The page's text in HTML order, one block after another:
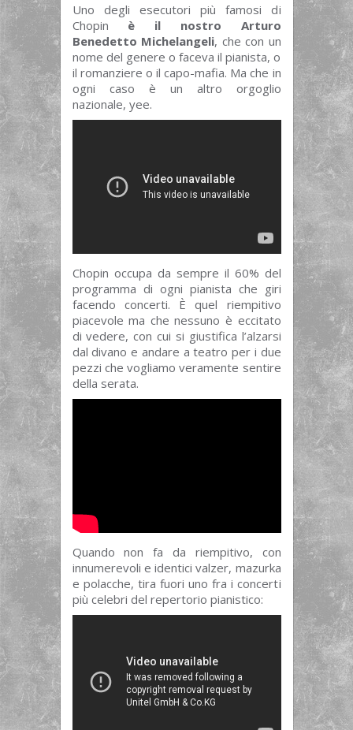
Uno degli esecutori più famosi di
Chopin è il nostro Arturo
Benedetto Michelangeli, che con un
nome del genere o faceva il pianista, o
il romanziere o il capo-mafia. Ma che in
ogni caso è un altro orgoglio
nazionale, yee.
Chopin occupa da sempre il 60% del
programma di ogni pianista che giri
facendo concerti. È quel riempitivo
piacevole ma che nessuno è eccitato
di vedere, con cui si giustifica l’alzarsi
dal divano e andare a teatro per i due
pezzi che vogliamo veramente sentire
della serata.
Quando non fa da riempitivo, con
innumerevoli e identici valzer, mazurka
e polacche, tira fuori uno fra i concerti
più celebri del repertorio pianistico: